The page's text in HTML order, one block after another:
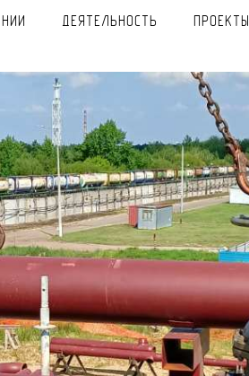
ДЕЯТЕЛЬНОСТЬ ПРОЕКТЫ